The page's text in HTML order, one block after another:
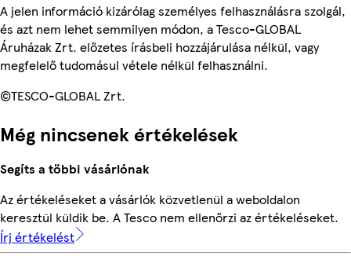
A jelen információ kizárólag személyes felhasználásra szolgál,
és azt nem lehet semmilyen módon, a Tesco-GLOBAL
Áruházak Zrt. előzetes írásbeli hozzájárulása nélkül, vagy
megfelelő tudomásul vétele nélkül felhasználni.
©TESCO-GLOBAL Zrt.
Még nincsenek értékelések
Segíts a többi vásárlónak
Az értékeléseket a vásárlók közvetlenül a weboldalon
keresztül küldik be. A Tesco nem ellenőrzi az értékeléseket.
Írj értékelést